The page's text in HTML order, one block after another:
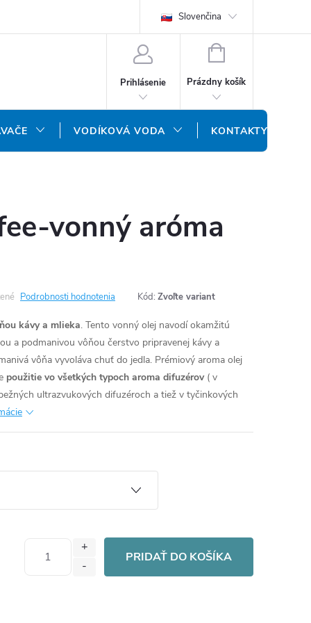
DOPRAVA A PLATBA
Slovenčina
Prihlásenie
NÁKUPNÝ
Prázdny košík
VODÍKOVÁ VODA KONTAKTY
vonný aróma
Podrobnosti hodnotenia Kód: Zvoľte variant
kávy a mlieka. Tento vonný olej navodí okamžitú
a podmanivou vôňou čerstvo pripravenej kávy a
vôňa vyvoláva chuť do jedla. Prémiový aroma olej
použitie vo všetkých typoch aroma difuzérov ( v
ultrazvukových difuzéroch a tiež v tyčinkových
PRIDAŤ DO KOŠÍKA